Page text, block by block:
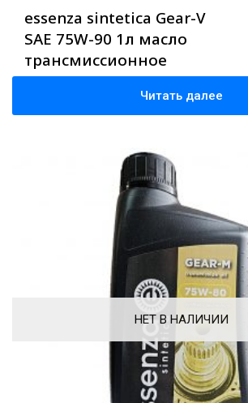
essenza sintetica Gear-V
SAE 75W-90 1л масло
трансмиссионное
Читать далее
НЕТ В НАЛИЧИИ